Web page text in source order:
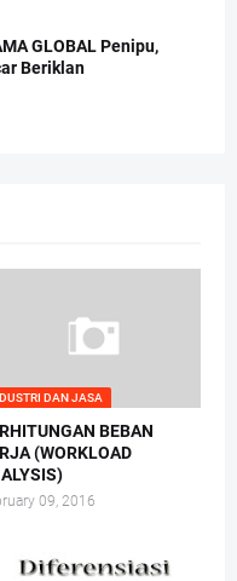
GLOBAL Penipu,
Beriklan
DAN JASA
BEBAN
(WORKLOAD
09, 2016